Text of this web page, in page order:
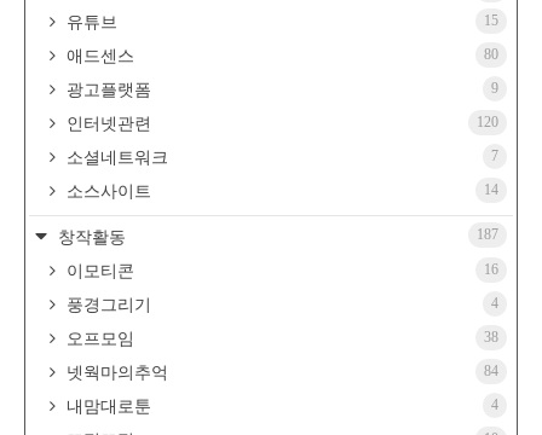
유튜브 15
애드센스 80
광고플랫폼 9
인터넷관련 120
소셜네트워크 7
소스사이트 14
창작활동 187
이모티콘 16
풍경그리기 4
오프모임 38
넷웍마의추억 84
내맘대로툰 4